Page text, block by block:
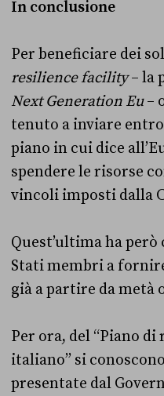
In conclusione
Per beneficiare dei
resilience facility– la
Next Generation Eu–
tenuto a inviare
piano in cui dice
spendere le risorse
vincoli imposti dalla
Quest’ultima ha
Stati membri a
già a partire da metà
Per ora, del “Piano
italiano” si
presentate dal